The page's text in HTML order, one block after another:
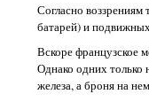
Согласно
батарей) и
Вскоре французское
Однако одних только
железа, а броня на